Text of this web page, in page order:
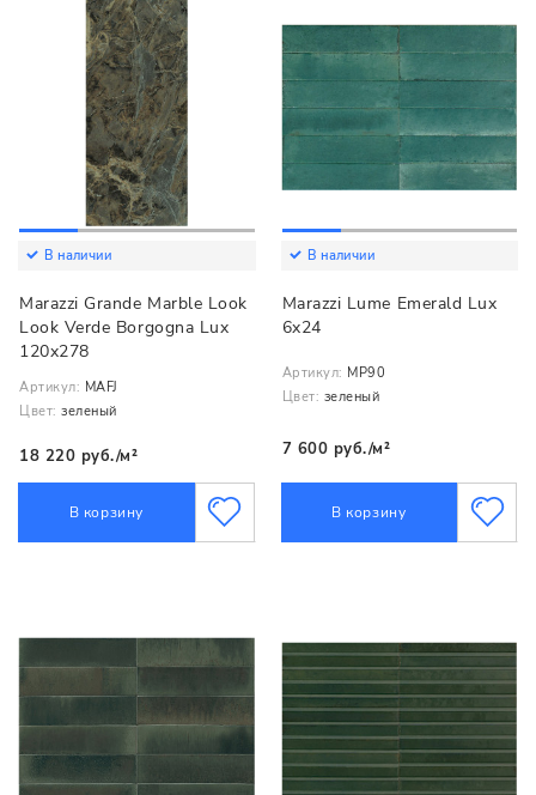
В наличии
Marazzi Grande Marble Look
Look Verde Borgogna Lux
120x278
Артикул: MAFJ
Цвет: зеленый
18 220 руб./м²
В корзину
В наличии
Marazzi Lume Emerald Lux
6x24
Артикул: MP90
Цвет: зеленый
7 600 руб./м²
В корзину